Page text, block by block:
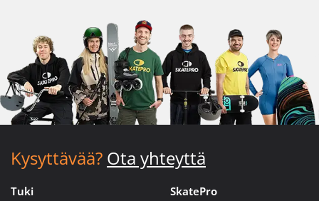
Kysyttävää? Ota yhteyttä
Tuki SkatePro